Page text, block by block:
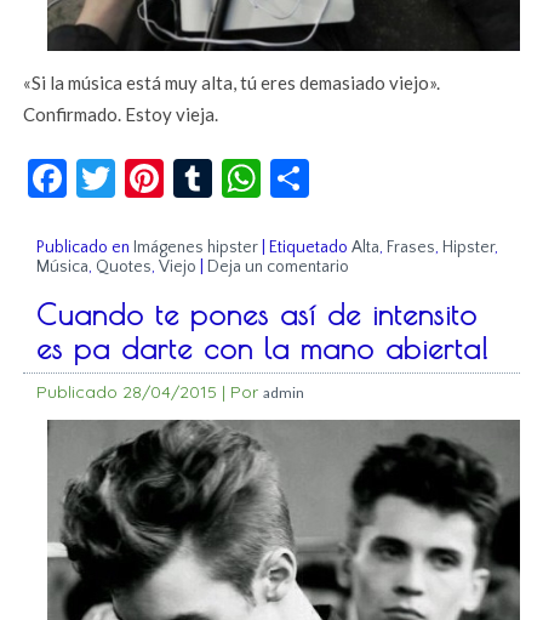
«Si la música está muy alta, tú eres demasiado viejo».
Confirmado. Estoy vieja.
Facebook
Twitter
Pinterest
TumblrWhatsApp
Publicado en Imágenes hipster Etiquetado Alta, Frases, Hipster,
Música, Quotes,Viejo Deja un comentario
Cuando te pones así de intensito
es pa darte con la mano abierta!
Publicado 28/04/2015 | Por admin